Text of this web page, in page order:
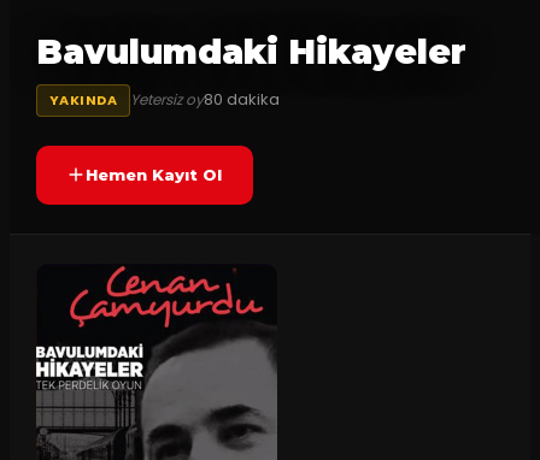
Bavulumdaki Hikayeler
YAKINDA Yetersiz oy80 dakika
Hemen Kayıt Ol